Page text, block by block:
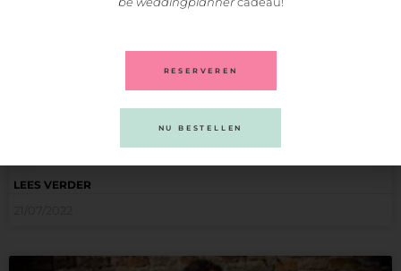
“Inspiratie voor jouw Bruiloft; bij WeddingFair vind je” Alles in
LEES VERDER
RESERVEREN
NU BESTELLEN